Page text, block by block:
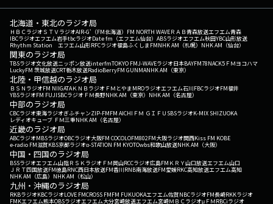
北海道・東北のラジオ局
ＨＢＣラジオＳＴＶラジオAIR-G'（FM北海道） FM NORTH WAVEＲＡＢ青森放送エフエム青森
IBCラジオエフエム岩手tbcラジオDate fm（エフエム仙台） ABSラジオエフエム秋田YBC山形放送
Rhythm Station エフエム山形RFCラジオ福島ふくしまFMNHK AM（札幌） NHK AM（仙台）
関東のラジオ局
TBSラジオ文化放送ニッポン放送interfmTOKYO FMJ-WAVEラジオ日本BAYFM78NACK5 ＦＭヨコハマ
LuckyFM 茨城放送CRT栃木放送RadioBerryFM GUNMANHK AM（東京）
北陸・甲信越のラジオ局
ＢＳＮラジオFM NIIGATAＫＮＢラジオ ＦＭとやまMROラジオエフエム石川FBCラジオFM福井
YBSラジオFM FUJISBCラジオ ＦＭ長野NHK AM（東京） NHK AM（名古屋）
中部のラジオ局
CBCラジオ東海ラジオぎふチャンZIP-FMFM AICHI ＦＭ ＧＩＦＵ SBSラジオK-MIX SHIZUOKA
レディオキューブ ＦＭ三重NHK AM（名古屋）
近畿のラジオ局
ABCラジオMBSラジオOBCラジオ大阪FM COCOLOFM802FM大阪ラジオ関西Kiss FM KOBE
e-radio FM滋賀KBS京都ラジオα-STATION FM KYOTOwbs和歌山放送NHK AM（大阪）
中国・四国のラジオ局
BSSラジオエフエム山陰ＲＳＫラジオ ＦＭ岡山RCCラジオ広島FM ＫＲＹ山口放送エフエム山口
ＪＲＴ四国放送FM徳島RNC西日本放送FM香川RNB南海放送FM愛媛RKC高知放送エフエム高知
NHK AM（広島） NHK AM（松山）
九州・沖縄のラジオ局
RKBラジオKBCラジオLOVE FMCROSS FMFM FUKUOKAエフエム佐賀NBCラジオFM長崎RKKラジオ
FMKエフエム熊本OBSラジオエフエム大分宮崎放送エフエム宮崎ＭＢＣラジオμＦＭRBCiラジオ